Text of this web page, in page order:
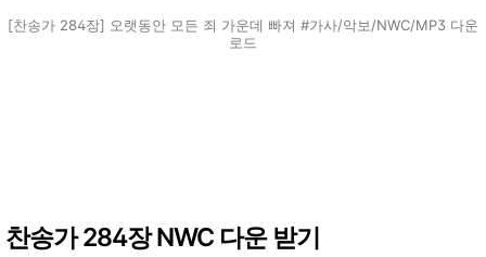
[찬송가 284장] 오랫동안 모든 죄 가운데 빠져 #가사/악보/NWC/MP3 다운
로드
찬송가 284장 NWC 다운 받기